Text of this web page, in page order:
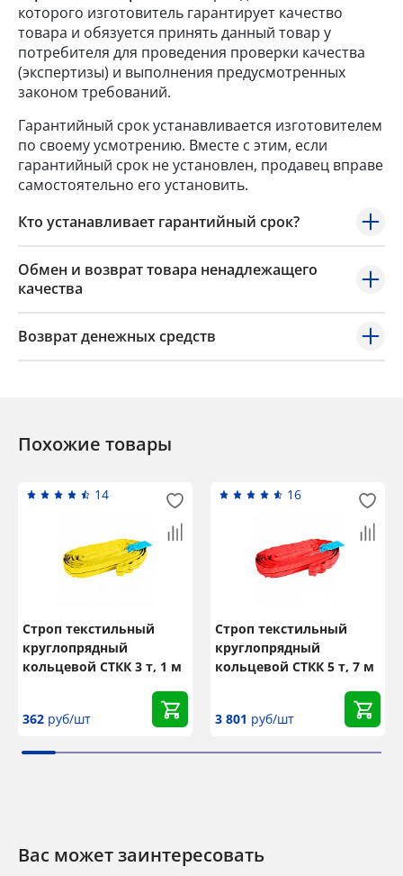
которого изготовитель гарантирует качество
товара и обязуется принять данный товар у
потребителя для проведения проверки качества
(экспертизы) и выполнения предусмотренных
законом требований.
Гарантийный срок устанавливается изготовителем
по своему усмотрению. Вместе с этим, если
гарантийный срок не установлен, продавец вправе
самостоятельно его установить.
Кто устанавливает гарантийный срок?
Обмен и возврат товара ненадлежащего
качества
Возврат денежных средств
Похожие товары
14
Строп текстильный
круглопрядный
кольцевой СТКК 3 т, 1 м
362 руб/шт
16
Строп текстильный
круглопрядный
кольцевой СТКК 5 т, 7 м
3 801 руб/шт
Вас может заинтересовать